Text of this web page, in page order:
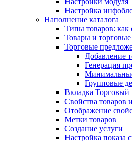
Настройка
Наполнение каталога
Типы товаров: как
Товары и
Торговые
Добавление
Генерация
Групповые
Вкладка Торговый
Свойства товаров
Отображение
Метки товаров
Создание услуги
Настройка показа